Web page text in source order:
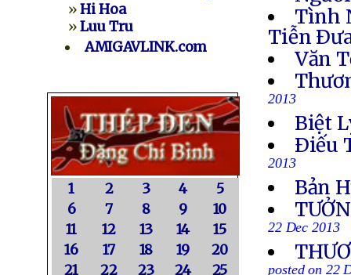
»Hi Hoa
»Luu Tru
AMIGAVLINK.com
1 2 3 4
5
6
7 8 9
10
11
12 13 14
15
16
17 18 19
20
21
22 23 24
25
Tình
Tiễn
Văn
2013
Biệt
Ðiếu
2013
Bản
22 Dec 2013